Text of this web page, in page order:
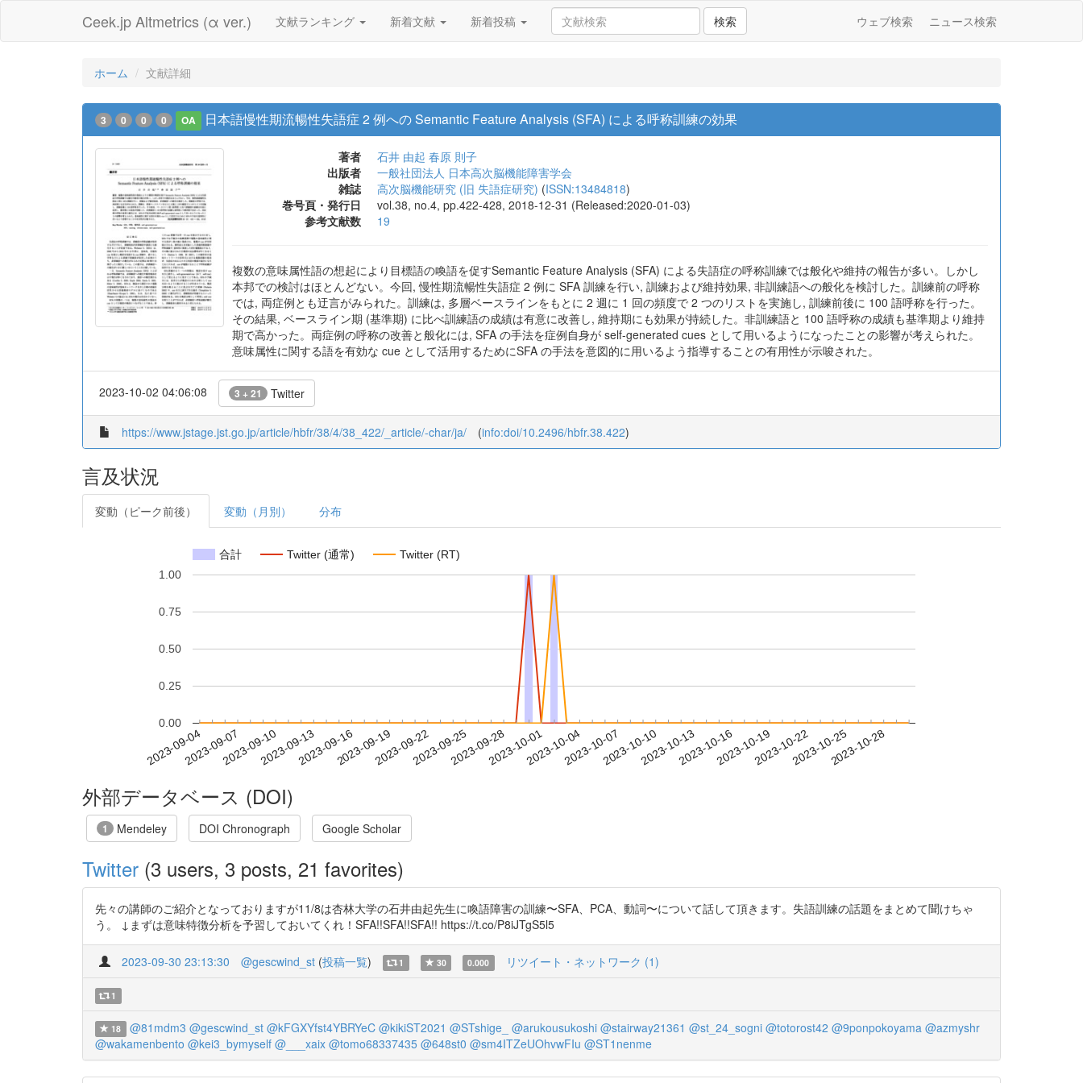
Ceek.jp Altmetrics (α ver.) 文献ランキング 新着文献 新着投稿 検索 ウェブ検索 ニュース検索
ホーム 文献詳細
3 0 0 0 OA 日本語慢性期流暢性失語症 2 例への Semantic Feature Analysis (SFA) による呼称訓練の効果
著者 石井 由起 春原 則子
出版者
一般社団法人 日本高次脳機能障害学会
雑誌
高次脳機能研究 (旧 失語症研究) (ISSN:13484818)
巻号頁・発行日
vol.38, no.4, pp.422-428, 2018-12-31 (Released:2020-01-03)
参考文献数
19
複数の意味属性語の想起により目標語の喚語を促すSemantic Feature Analysis (SFA) による失語症の呼称訓練では般化や維持の報告が多い。しかし
本邦での検討はほとんどない。今回, 慢性期流暢性失語症 2 例に SFA 訓練を行い, 訓練および維持効果, 非訓練語への般化を検討した。訓練前の呼称
では, 両症例とも迂言がみられた。訓練は, 多層ベースラインをもとに 2 週に 1 回の頻度で 2 つのリストを実施し, 訓練前後に 100 語呼称を行った。
その結果, ベースライン期 (基準期) に比べ訓練語の成績は有意に改善し, 維持期にも効果が持続した。非訓練語と 100 語呼称の成績も基準期より維持
期で高かった。両症例の呼称の改善と般化には, SFA の手法を症例自身が self-generated cues として用いるようになったことの影響が考えられた。
意味属性に関する語を有効な cue として活用するためにSFA の手法を意図的に用いるよう指導することの有用性が示唆された。
2023-10-02 04:06:08 3 + 21 Twitter
https://www.jstage.jst.go.jp/article/hbfr/38/4/38_422/_article/-char/ja/ (info:doi/10.2496/hbfr.38.422)
言及状況
変動（ピーク前後） 変動（月別） 分布
合計 Twitter (通常) Twitter (RT)
2023-09-042023-09-072023-09-102023-09-132023-09-162023-09-192023-09-222023-09-252023-09-282023-10-012023-10-042023-10-072023-10-102023-10-132023-10-162023-10-192023-10-222023-10-252023-10-28
0.00
0.25
0.50
0.75
1.00
外部データベース (DOI)
1 Mendeley DOI Chronograph Google Scholar
Twitter (3 users, 3 posts, 21 favorites)
先々の講師のご紹介となっておりますが11/8は杏林大学の石井由起先生に喚語障害の訓練〜SFA、PCA、動詞〜について話して頂きます。失語訓練の話題をまとめて聞けちゃ
う。 ↓まずは意味特徴分析を予習しておいてくれ！SFA!!SFA!!SFA!! https://t.co/P8iJTgS5l5
2023-09-30 23:13:30 @gescwind_st (投稿一覧) 1 30 0.000 リツイート・ネットワーク (1)
1
18 @81mdm3 @gescwind_st @kFGXYfst4YBRYeC @kikiST2021 @STshige_ @arukousukoshi @stairway21361 @st_24_sogni @totorost42 @9ponpokoyama @azmyshr
@wakamenbento @kei3_bymyself @___xaix @tomo68337435 @648st0 @sm4ITZeUOhvwFIu @ST1nenme